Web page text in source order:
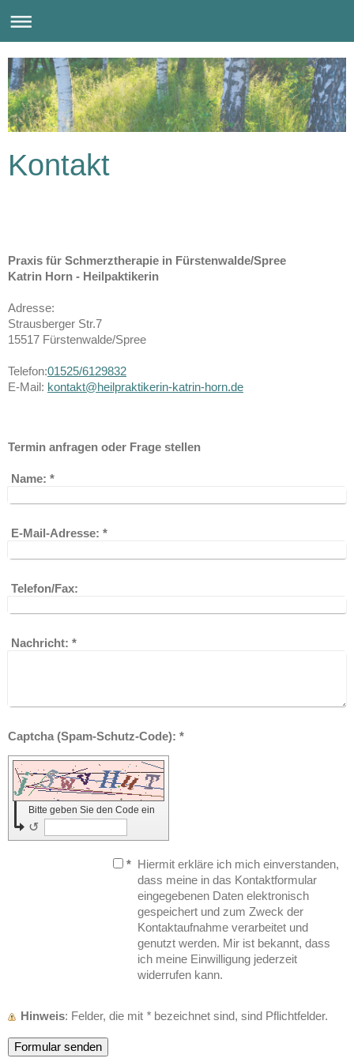
Kontakt
Praxis für Schmerztherapie in Fürstenwalde/Spree
Katrin Horn - Heilpaktikerin
Adresse:
Strausberger Str.7
15517 Fürstenwalde/Spree
Telefon:01525/6129832
E-Mail: kontakt@heilpraktikerin-katrin-horn.de
Termin anfragen oder Frage stellen
Name: *
E-Mail-Adresse: *
Telefon/Fax:
Nachricht: *
Captcha (Spam-Schutz-Code): *
Bitte geben Sie den Code ein
↺
* Hiermit erkläre ich mich einverstanden,
dass meine in das Kontaktformular
eingegebenen Daten elektronisch
gespeichert und zum Zweck der
Kontaktaufnahme verarbeitet und
genutzt werden. Mir ist bekannt, dass
ich meine Einwilligung jederzeit
widerrufen kann.
Hinweis : Felder, die mit * bezeichnet sind, sind Pflichtfelder.